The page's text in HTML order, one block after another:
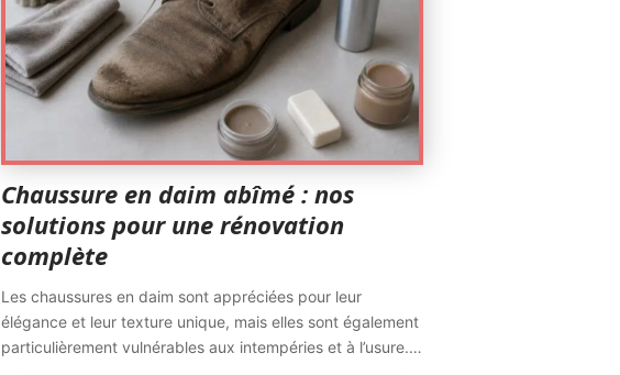
Chaussure en daim abîmé : nos
solutions pour une rénovation
complète
Les chaussures en daim sont appréciées pour leur
élégance et leur texture unique, mais elles sont également
particulièrement vulnérables aux intempéries et à l’usure.…